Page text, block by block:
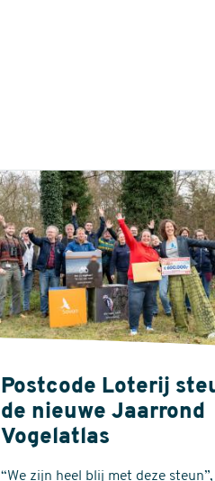
Postcode Loterij
de nieuwe Jaarrond
Vogelatlas
“We zijn heel blij met deze